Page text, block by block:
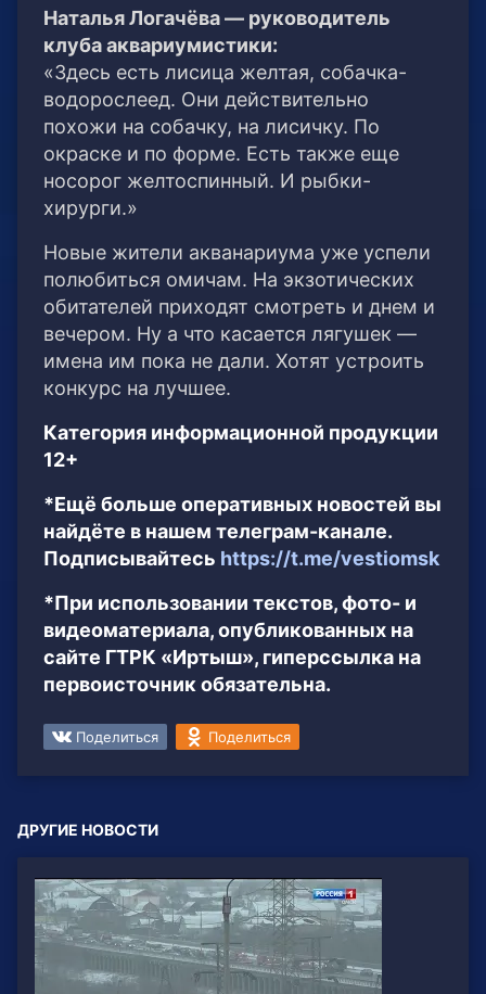
Наталья Логачёва — руководитель
клуба аквариумистики:
«Здесь есть лисица желтая, собачка-
водорослеед. Они действительно
похожи на собачку, на лисичку. По
окраске и по форме. Есть также еще
носорог желтоспинный. И рыбки-
хирурги.»
Новые жители акванариума уже успели
полюбиться омичам. На экзотических
обитателей приходят смотреть и днем и
вечером. Ну а что касается лягушек —
имена им пока не дали. Хотят устроить
конкурс на лучшее.
Категория информационной продукции
12+
*Ещё больше оперативных новостей вы
найдёте в нашем телеграм-канале.
Подписывайтесь https://t.me/vestiomsk
*При использовании текстов, фото- и
видеоматериала, опубликованных на
сайте ГТРК «Иртыш», гиперссылка на
первоисточник обязательна.
Поделиться Поделиться
ДРУГИЕ НОВОСТИ